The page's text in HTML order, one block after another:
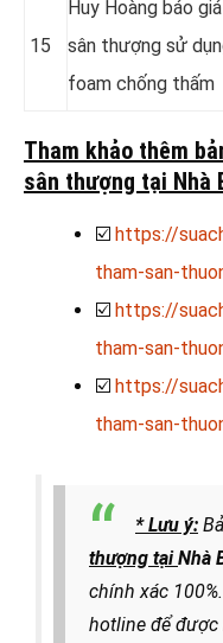
15
Huy Hoàng báo
sân thượng sử
foam chống thấm
Tham khảo thêm
sân thượng tại Nhà
☑️ https://
tham-san-
☑️ https://
tham-san-
☑️ https://
tham-san-
* Lưu ý:
thượng tạiNhà
chính xác
hotline để